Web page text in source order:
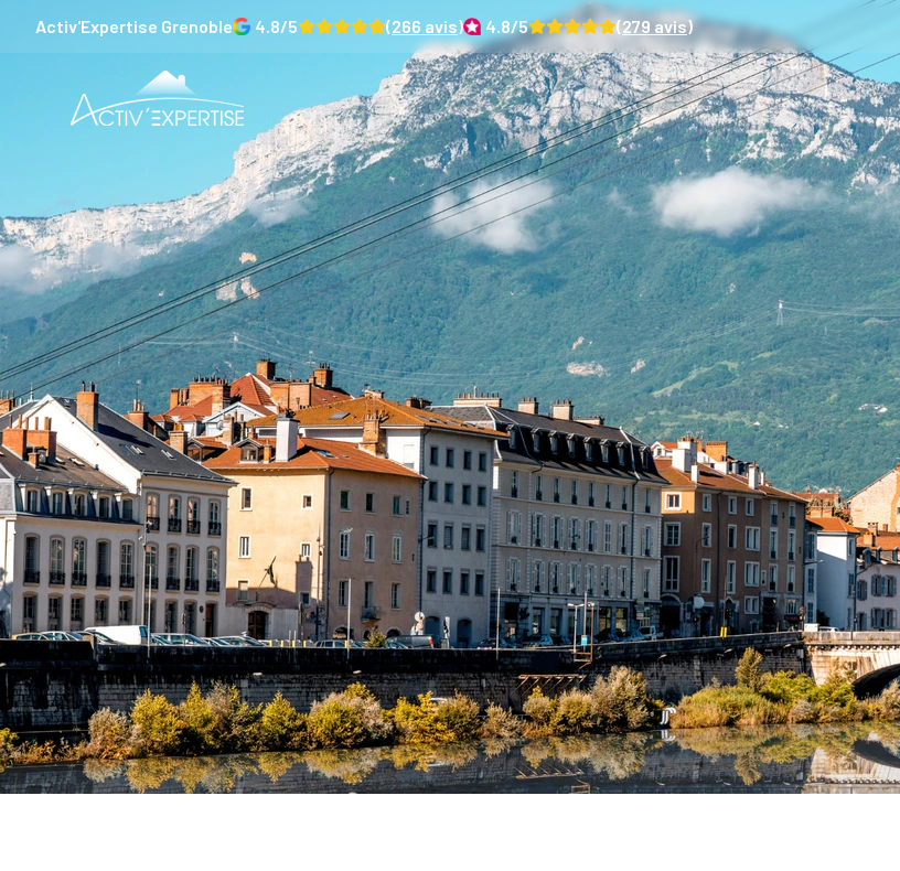
Activ'Expertise Grenoble 4.8/5 (266 avis) 4.8/5 (279 avis)